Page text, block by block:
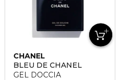
CHANEL
BLEU DE CHANEL
GEL DOCCIA